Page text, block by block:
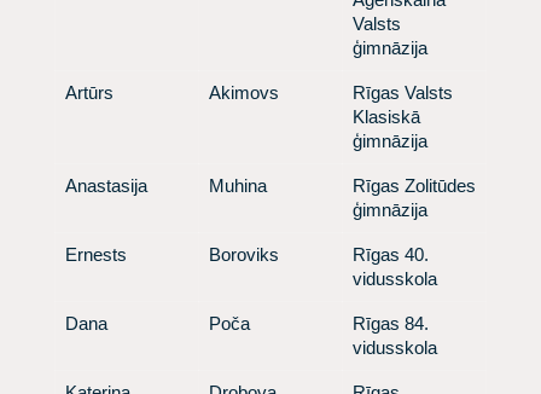
Valsts
ģimnāzija
​Artūrs ​ Akimovs
​ Rīgas Valsts
Klasiskā
ģimnāzija
​Anastasija ​ Muhina
​ Rīgas Zolitūdes
ģimnāzija
​Ernests ​ Boroviks
​ Rīgas 40.
vidusskola
​Dana ​ Poča
​ Rīgas 84.
vidusskola